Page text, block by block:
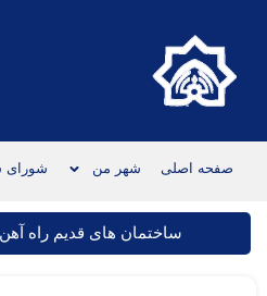
صفحه اصلی شهر من شورای
ساختمان های قدیم راه